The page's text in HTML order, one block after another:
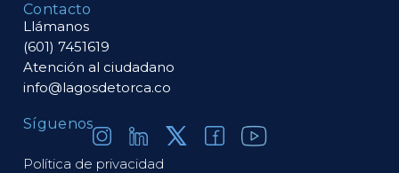
Contacto
Llámanos
(601) 7451619
Atención al ciudadano
info@lagosdetorca.co
Síguenos
Política de privacidad